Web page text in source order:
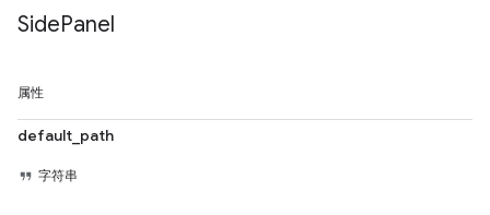
SidePanel
属性
default_path
字符串